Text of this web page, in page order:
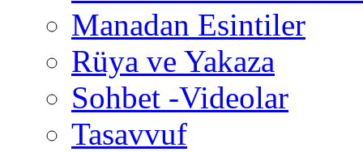
Manadan Esintiler
Rüya ve Yakaza
Sohbet -Videolar
Tasavvuf